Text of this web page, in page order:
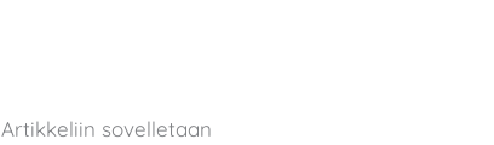
Artikkeliin sovelletaan